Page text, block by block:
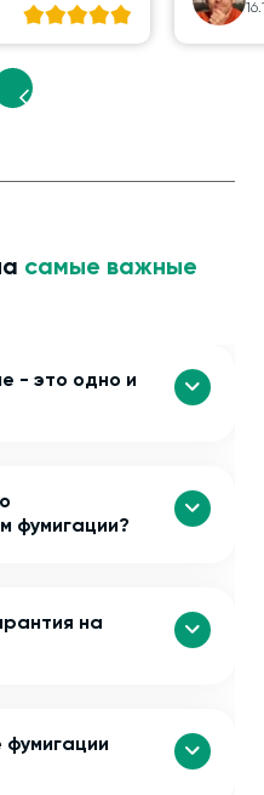
самые важные
- это одно и
фумигации?
на
фумигации